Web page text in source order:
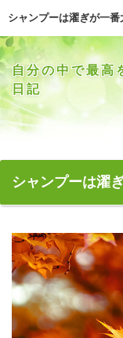
シャンプーは濯ぎが一番
自分の中で最高
日記
シャンプーは濯